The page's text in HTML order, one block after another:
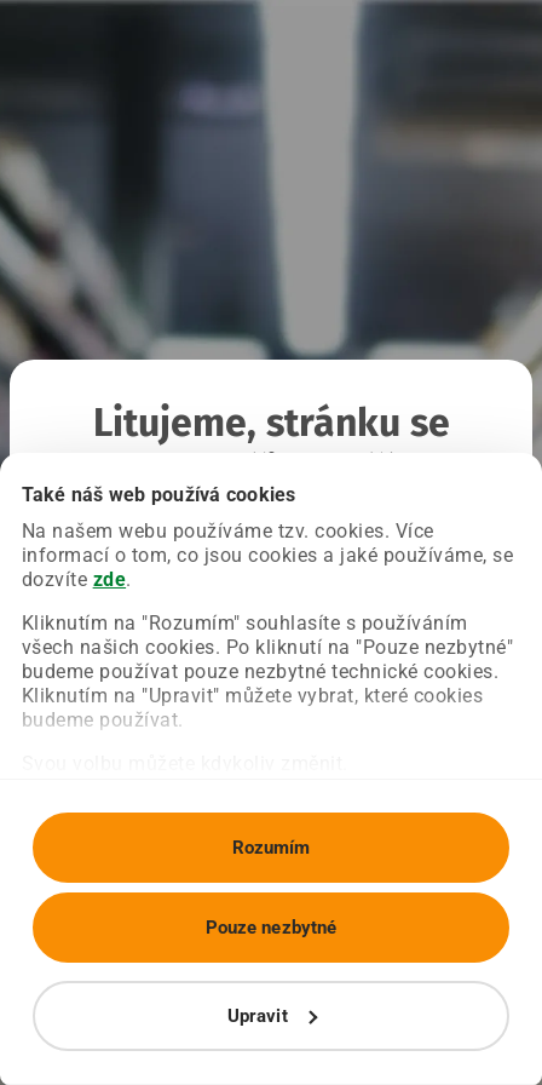
Také náš web používá cookies
Na našem webu používáme tzv. cookies. Více
informací o tom, co jsou cookies a jaké používáme, se
dozvíte zde.
Kliknutím na "Rozumím" souhlasíte s používáním
všech našich cookies. Po kliknutí na "Pouze nezbytné"
budeme používat pouze nezbytné technické cookies.
Kliknutím na "Upravit" můžete vybrat, které cookies
budeme používat.
Rozumím
Upravit
Pouze nezbytné
Litujeme, stránku se
Chyba nastala na naší straně a už ji opravujeme.
Zkuste prosím znovu načíst požadovanou stránku.
Obnovit stránku Úvodní strana